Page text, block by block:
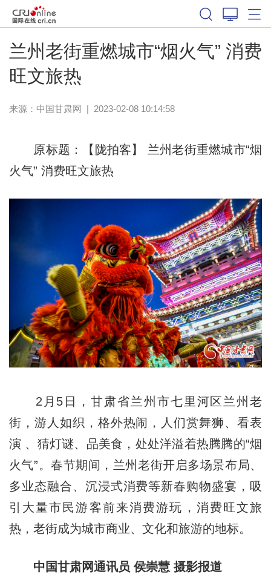
兰州老街重燃城市“烟火气” 消费
旺文旅热
来源： 中国甘肃网 | 2023-02-08 10:14:58
原标题：【陇拍客】 兰州老街重燃城市“烟
火气” 消费旺文旅热
2月5日，甘肃省兰州市七里河区兰州老
街，游人如织，格外热闹，人们赏舞狮、看表
演 、猜灯谜、品美食，处处洋溢着热腾腾的“烟
火气”。春节期间，兰州老街开启多场景布局、
多业态融合、沉浸式消费等新春购物盛宴，吸
引大量市民游客前来消费游玩，消费旺文旅
热，老街成为城市商业、文化和旅游的地标。
中国甘肃网通讯员 侯崇慧 摄影报道